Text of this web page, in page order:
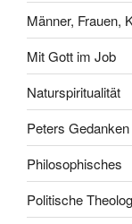
Männer, Frauen,
Mit Gott im Job
Naturspiritualität
Peters Gedanken
Philosophisches
Politische